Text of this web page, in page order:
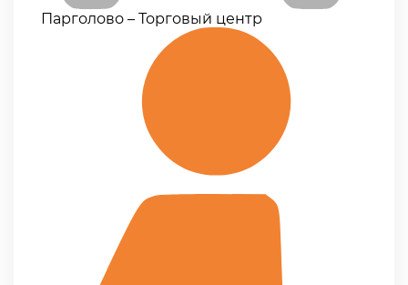
Парголово – Торговый центр